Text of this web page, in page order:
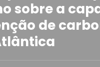
sobre a
de